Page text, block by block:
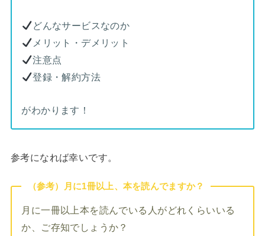
どんなサービスなのか
メリット・デメリット
注意点
登録・解約方法
がわかります！
参考になれば幸いです。
（参考）月に1冊以上、本を読んでますか？
月に一冊以上本を読んでいる人がどれくらいいる
か、ご存知でしょうか？